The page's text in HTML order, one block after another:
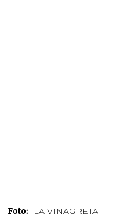
Foto: LA VINAGRETA